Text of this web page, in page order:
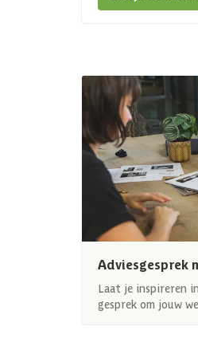
Adviesgesprek
Laat je inspireren
gesprek om jouw